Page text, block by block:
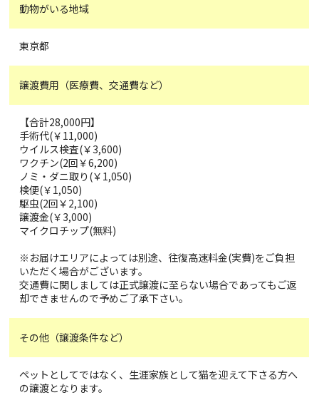
動物がいる地域
東京都
譲渡費用（医療費、交通費など）
【合計28,000円】
手術代(￥11,000)
ウイルス検査(￥3,600)
ワクチン(2回￥6,200)
ノミ・ダニ取り(￥1,050)
検便(￥1,050)
駆虫(2回￥2,100)
譲渡金(￥3,000)
マイクロチップ(無料)
※お届けエリアによっては別途、往復高速料金(実費)をご負担
いただく場合がございます。
交通費に関しましては正式譲渡に至らない場合であってもご返
却できませんので予めご了承下さい。
その他（譲渡条件など）
ペットとしてではなく、生涯家族として猫を迎えて下さる方へ
の譲渡となります。